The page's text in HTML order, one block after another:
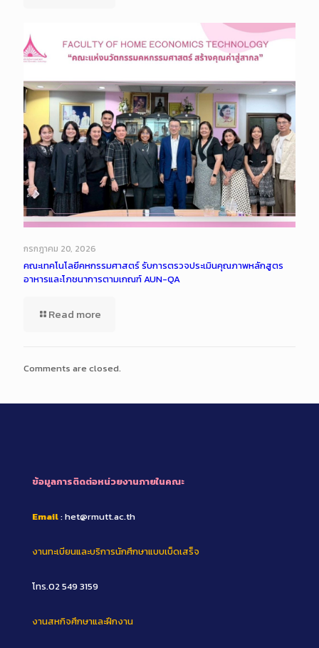
กรกฎาคม 20, 2026
คณะเทคโนโลยีคหกรรมศาสตร์ รับการตรวจประเมินคุณภาพหลักสูตร
อาหารและโภชนาการตามเกณฑ์ AUN-QA
Read more
Comments are closed.
ข้อมูลการติดต่อหน่วยงานภายในคณะ
Email: het@rmutt.ac.th
งานทะเบียนและบริการนักศึกษาแบบเบ็ดเสร็จ
โทร.02 549 3159
งานสหกิจศึกษาและฝึกงาน